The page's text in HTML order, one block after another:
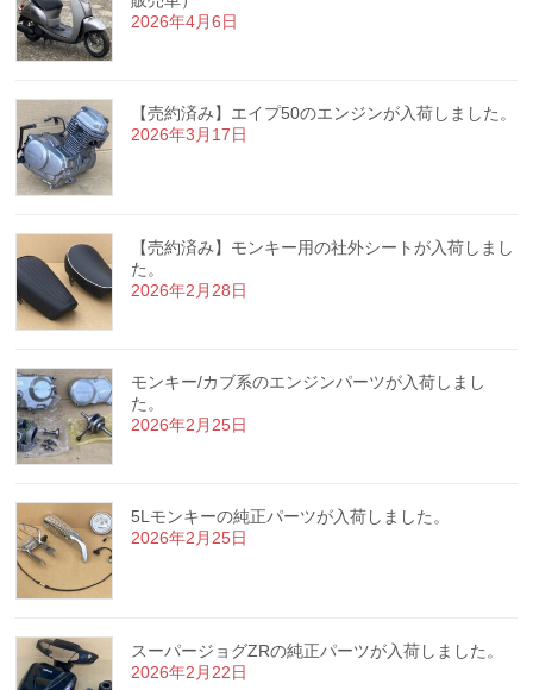
2026年4月6日
【売約済み】エイプ50のエンジンが入荷しました。
2026年3月17日
【売約済み】モンキー用の社外シートが入荷しまし
た。
2026年2月28日
モンキー/カブ系のエンジンパーツが入荷しまし
た。
2026年2月25日
5Lモンキーの純正パーツが入荷しました。
2026年2月25日
スーパージョグZRの純正パーツが入荷しました。
2026年2月22日